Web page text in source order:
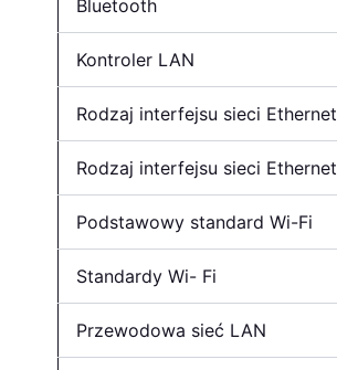
Bluetooth
Kontroler LAN
Rodzaj interfejsu sieci Ethernet
Rodzaj interfejsu sieci Ethernet
Podstawowy standard Wi-Fi
Standardy Wi- Fi
Przewodowa sieć LAN